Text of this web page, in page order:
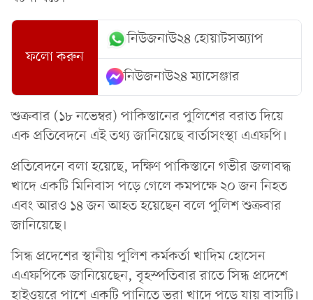
ফলো করুন
নিউজনাউ২৪ হোয়াটসঅ্যাপ
নিউজনাউ২৪ ম্যাসেঞ্জার
শুক্রবার (১৮ নভেম্বর) পাকিস্তানের পুলিশের বরাত দিয়ে
এক প্রতিবেদনে এই তথ্য জানিয়েছে বার্তাসংস্থা এএফপি।
প্রতিবেদনে বলা হয়েছে, দক্ষিণ পাকিস্তানে গভীর জলাবদ্ধ
খাদে একটি মিনিবাস পড়ে গেলে কমপক্ষে ২০ জন নিহত
এবং আরও ১৪ জন আহত হয়েছেন বলে পুলিশ শুক্রবার
জানিয়েছে।
সিন্ধ প্রদেশের স্থানীয় পুলিশ কর্মকর্তা খাদিম হোসেন
এএফপিকে জানিয়েছেন, বৃহস্পতিবার রাতে সিন্ধ প্রদেশে
হাইওয়রে পাশে একটি পানিতে ভরা খাদে পড়ে যায় বাসটি।